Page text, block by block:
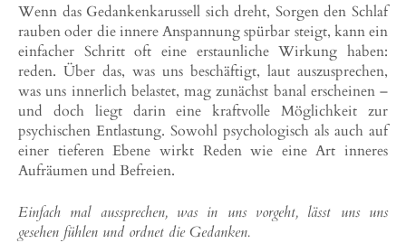
Wenn das Gedankenkarussell sich dreht, Sorgen den Schlaf
rauben oder die innere Anspannung spürbar steigt, kann ein
einfacher Schritt oft eine erstaunliche Wirkung haben:
reden. Über das, was uns beschäftigt, laut auszusprechen,
was uns innerlich belastet, mag zunächst banal erscheinen –
und doch liegt darin eine kraftvolle Möglichkeit zur
psychischen Entlastung. Sowohl psychologisch als auch auf
einer tieferen Ebene wirkt Reden wie eine Art inneres
Aufräumen und Befreien.
Einfach mal aussprechen, was in uns vorgeht, lässt uns uns
gesehen fühlen und ordnet die Gedanken.